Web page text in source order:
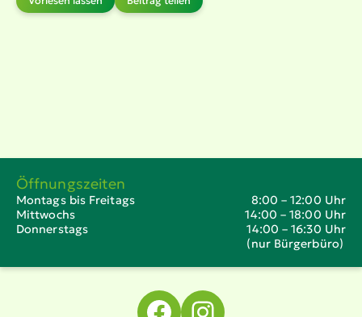
Öffnungszeiten
Montags bis Freitags
8:00 – 12:00 Uhr
Mittwochs
14:00 – 18:00 Uhr
Donnerstags
14:00 – 16:30 Uhr
(nur Bürgerbüro)